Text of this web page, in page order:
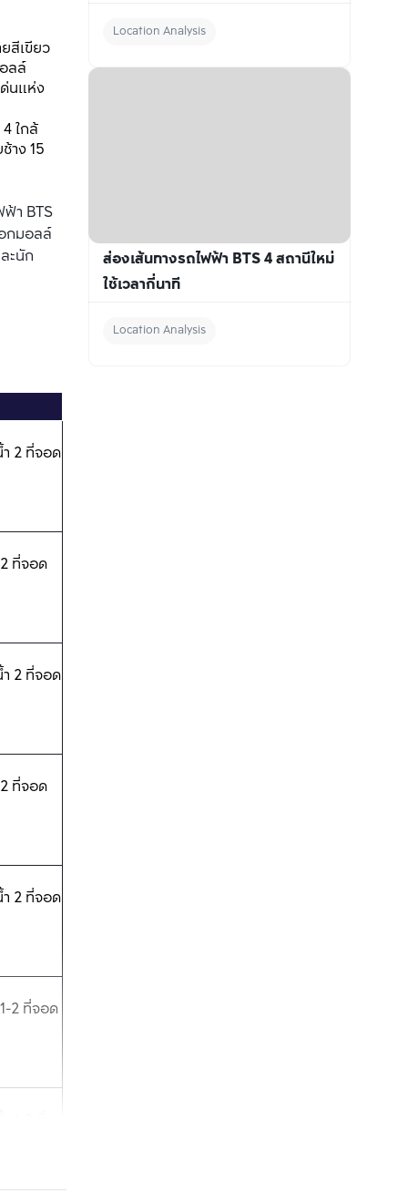
สีเขียว
ลล์
นแห่ง
ใกล้
าง 15
า BTS
กมอลล์
ะนัก
2 ที่จอด
ที่จอด
2 ที่จอด
ที่จอด
2 ที่จอด
2 ที่จอด
2 ที่
Location Analysis
ส่องเส้นทางรถไฟฟ้า BTS 4 สถานีใหม่
ใช้เวลากี่นาที
Location Analysis